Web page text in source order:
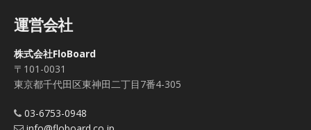
運営会社
株式会社FloBoard
〒101-0031
東京都千代田区東神田二丁目7番4-305
03-6753-0948